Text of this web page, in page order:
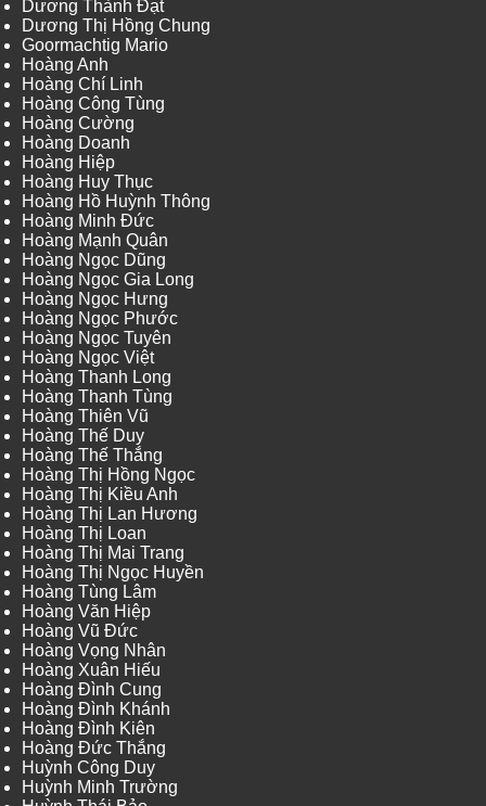
Dương Thành Đạt
Dương Thị Hồng Chung
Goormachtig Mario
Hoàng Anh
Hoàng Chí Linh
Hoàng Công Tùng
Hoàng Cường
Hoàng Doanh
Hoàng Hiệp
Hoàng Huy Thục
Hoàng Hồ Huỳnh Thông
Hoàng Minh Đức
Hoàng Mạnh Quân
Hoàng Ngọc Dũng
Hoàng Ngọc Gia Long
Hoàng Ngọc Hưng
Hoàng Ngọc Phước
Hoàng Ngọc Tuyên
Hoàng Ngọc Việt
Hoàng Thanh Long
Hoàng Thanh Tùng
Hoàng Thiên Vũ
Hoàng Thế Duy
Hoàng Thế Thắng
Hoàng Thị Hồng Ngọc
Hoàng Thị Kiều Anh
Hoàng Thị Lan Hương
Hoàng Thị Loan
Hoàng Thị Mai Trang
Hoàng Thị Ngọc Huyền
Hoàng Tùng Lâm
Hoàng Văn Hiệp
Hoàng Vũ Đức
Hoàng Vọng Nhân
Hoàng Xuân Hiếu
Hoàng Đình Cung
Hoàng Đình Khánh
Hoàng Đình Kiên
Hoàng Đức Thắng
Huỳnh Công Duy
Huỳnh Minh Trường